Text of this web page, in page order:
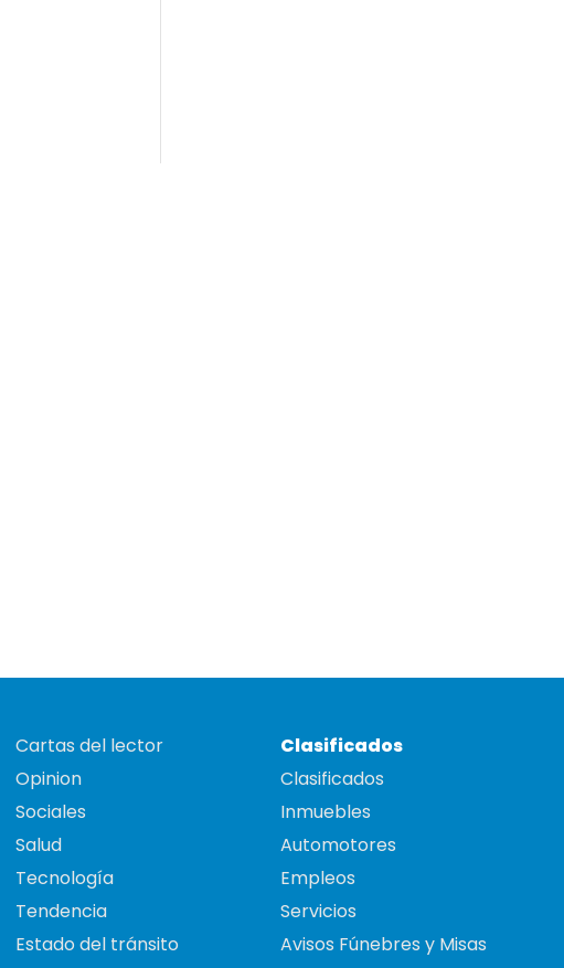
Cartas del lector
Opinion
Sociales
Salud
Tecnología
Tendencia
Estado del tránsito
Clasificados
Clasificados
Inmuebles
Automotores
Empleos
Servicios
Avisos Fúnebres y Misas